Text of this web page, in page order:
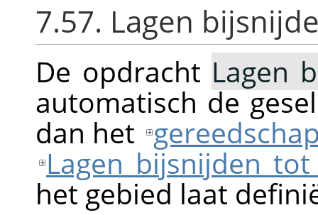
7.57. Lagen
De opdracht Lagen
automatisch de
dan het
Lagen bijsnijden
het gebied laat